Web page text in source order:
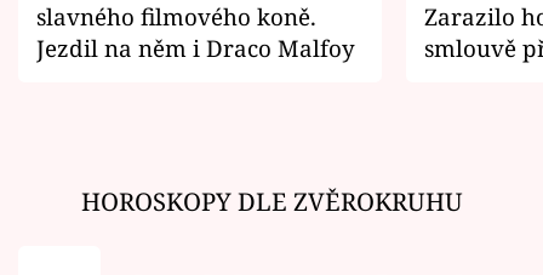
slavného filmového koně.
Jezdil na něm i Draco Malfoy
Zarazilo
smlouvě
HOROSKOPY DLE ZVĚROKRUHU